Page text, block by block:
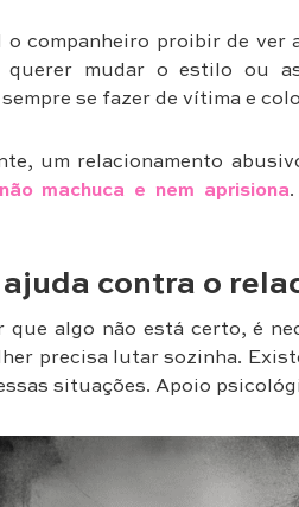
o companheiro proibir de
querer mudar o estilo ou
se fazer de vítima e
um relacionamento
machuca e nem aprisiona
contra o
que algo não está certo, é
precisa lutar sozinha.
situações. Apoio